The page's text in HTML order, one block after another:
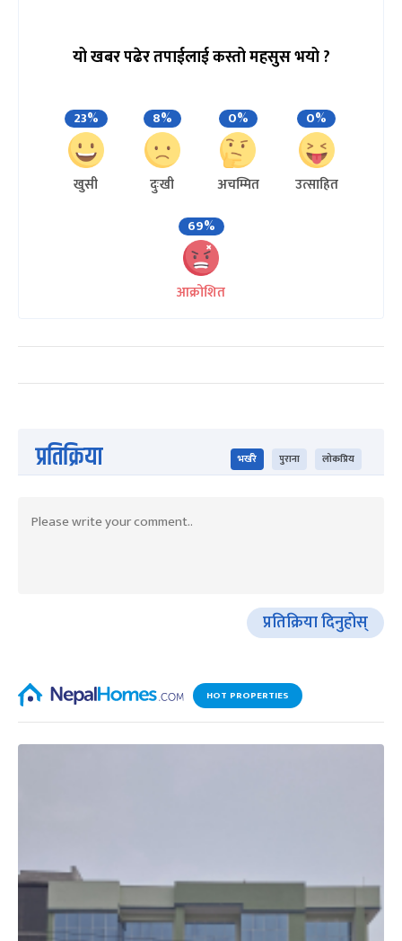
यो खबर पढेर तपाईलाई कस्तो महसुस भयो ?
23%
खुसी
8%
दुःखी
0%
अचम्मित
0%
उत्साहित
69%
आक्रोशित
प्रतिक्रिया भर्खरै पुराना लोकप्रिय
प्रतिक्रिया दिनुहोस्
HOT PROPERTIES